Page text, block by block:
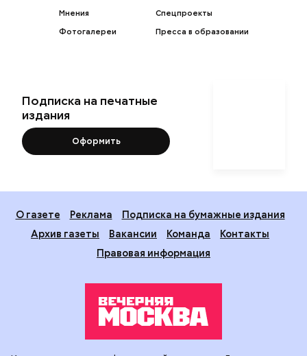
Мнения
Фотогалереи
Спецпроекты
Пресса в образовании
Подписка на печатные
издания
Оформить
О газете Реклама
Подписка на бумажные издания
Архив газеты
Вакансии Команда
Контакты
Правовая информация